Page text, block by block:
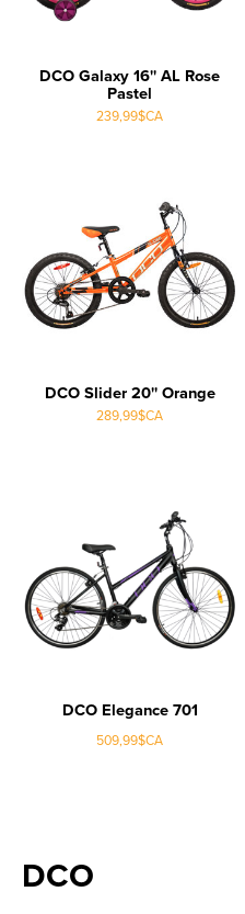
DCO Galaxy 16'' AL Rose
Pastel
239,99$CA
DCO Slider 20'' Orange
289,99$CA
DCO Elegance 701
509,99$CA
DCO